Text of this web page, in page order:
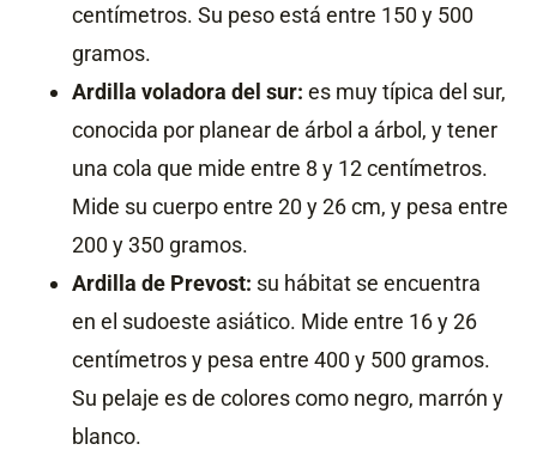
centímetros. Su peso está entre 150 y 500
gramos.
Ardilla voladora del sur: es muy típica del sur,
conocida por planear de árbol a árbol, y tener
una cola que mide entre 8 y 12 centímetros.
Mide su cuerpo entre 20 y 26 cm, y pesa entre
200 y 350 gramos.
Ardilla de Prevost: su hábitat se encuentra
en el sudoeste asiático. Mide entre 16 y 26
centímetros y pesa entre 400 y 500 gramos.
Su pelaje es de colores como negro, marrón y
blanco.